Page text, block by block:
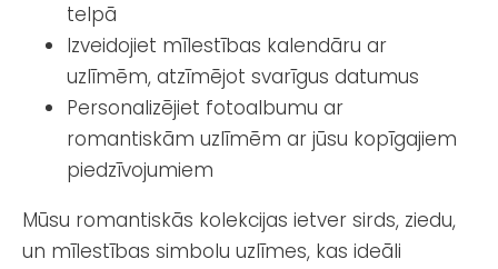
telpā
Izveidojiet mīlestības kalendāru ar
uzlīmēm, atzīmējot svarīgus datumus
Personalizējiet fotoalbumu ar
romantiskām uzlīmēm ar jūsu kopīgajiem
piedzīvojumiem
Mūsu romantiskās kolekcijas ietver sirds, ziedu,
un mīlestības simbolu uzlīmes, kas ideāli